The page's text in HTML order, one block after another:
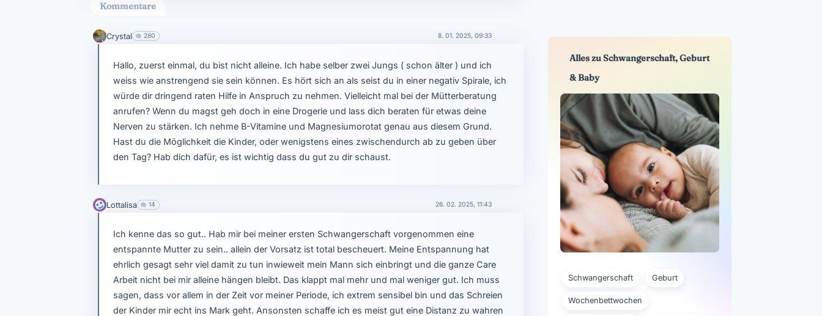
Kommentare
Crystal 280 8. 01. 2025, 09:33
Hallo, zuerst einmal, du bist nicht alleine. Ich habe selber zwei Jungs ( schon älter ) und ich
weiss wie anstrengend sie sein können. Es hört sich an als seist du in einer negativ Spirale, ich
würde dir dringend raten Hilfe in Anspruch zu nehmen. Vielleicht mal bei der Mütterberatung
anrufen? Wenn du magst geh doch in eine Drogerie und lass dich beraten für etwas deine
Nerven zu stärken. Ich nehme B-Vitamine und Magnesiumorotat genau aus diesem Grund.
Hast du die Möglichkeit die Kinder, oder wenigstens eines zwischendurch ab zu geben über
den Tag? Hab dich dafür, es ist wichtig dass du gut zu dir schaust.
Lottalisa 14 26. 02. 2025, 11:43
Ich kenne das so gut.. Hab mir bei meiner ersten Schwangerschaft vorgenommen eine
entspannte Mutter zu sein.. allein der Vorsatz ist total bescheuert. Meine Entspannung hat
ehrlich gesagt sehr viel damit zu tun inwieweit mein Mann sich einbringt und die ganze Care
Arbeit nicht bei mir alleine hängen bleibt. Das klappt mal mehr und mal weniger gut. Ich muss
sagen, dass vor allem in der Zeit vor meiner Periode, ich extrem sensibel bin und das Schreien
der Kinder mir echt ins Mark geht. Ansonsten schaffe ich es meist gut eine Distanz zu wahren
Alles zu Schwangerschaft, Geburt
& Baby
Schwangerschaft Geburt
Wochenbettwochen